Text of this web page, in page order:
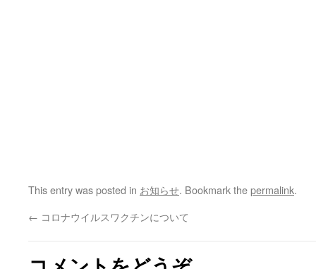
This entry was posted in お知らせ. Bookmark thepermalink.
← コロナウイルスワクチンについて